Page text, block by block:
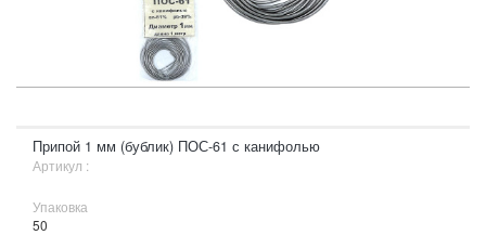
Припой 1 мм (бублик) ПОС-61 с канифолью
Артикул :
Упаковка
50